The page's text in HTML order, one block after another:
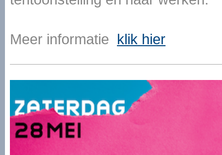
Meer informatie klik hier